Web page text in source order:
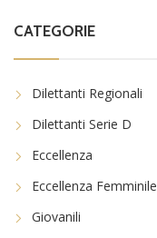
CATEGORIE
Dilettanti Regionali
Dilettanti Serie D
Eccellenza
Eccellenza Femminile
Giovanili